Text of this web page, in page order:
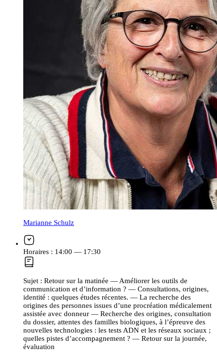
Marianne Schulz
Horaires : 14:00 — 17:30
Sujet : Retour sur la matinée — Améliorer les outils de
communication et d’information ? — Consultations, origines,
identité : quelques études récentes. — La recherche des
origines des personnes issues d’une procréation médicalement
assistée avec donneur — Recherche des origines, consultation
du dossier, attentes des familles biologiques, à l’épreuve des
nouvelles technologies : les tests ADN et les réseaux sociaux ;
quelles pistes d’accompagnement ? — Retour sur la journée,
évaluation